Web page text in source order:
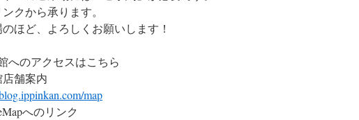
ンクから承ります。
のほど、よろしくお願いします！
へのアクセスはこちら
舗案内
map
へのリンク